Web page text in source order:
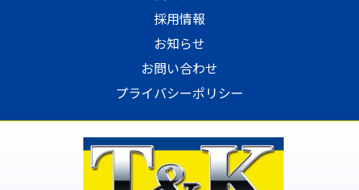
採用情報
お知らせ
お問い合わせ
プライバシーポリシー